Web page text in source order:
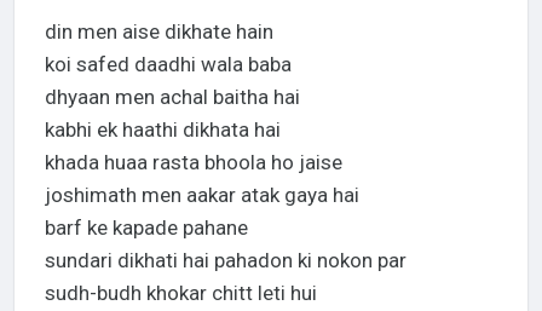
din men aise dikhate hain
koi safed daadhi wala baba
dhyaan men achal baitha hai
kabhi ek haathi dikhata hai
khada huaa rasta bhoola ho jaise
joshimath men aakar atak gaya hai
barf ke kapade pahane
sundari dikhati hai pahadon ki nokon par
sudh-budh khokar chitt leti hui